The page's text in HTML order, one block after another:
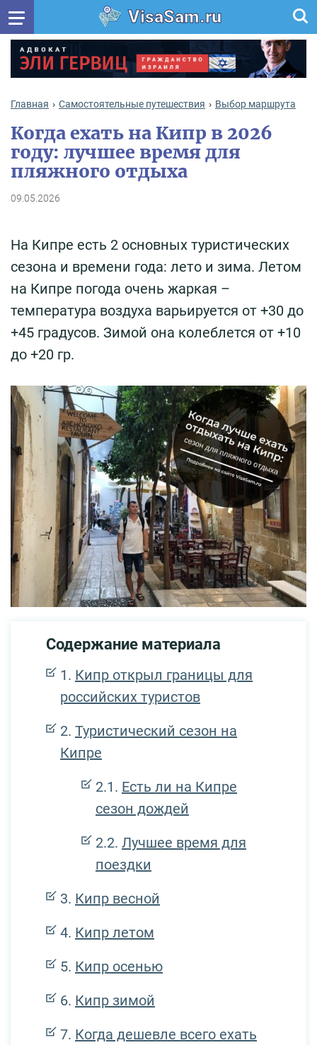
VisaSam.ru
Главная Самостоятельные путешествия Выбор маршрута
Когда ехать на Кипр в 2026
году: лучшее время для
пляжного отдыха
09.05.2026
На Кипре есть 2 основных туристических
сезона и времени года: лето и зима. Летом
на Кипре погода очень жаркая –
температура воздуха варьируется от +30 до
+45 градусов. Зимой она колеблется от +10
до +20 гр.
Содержание материала
Кипр открыл границы для
российских туристов
Туристический сезон на
Кипре
Есть ли на Кипре
сезон дождей
Лучшее время для
поездки
Кипр весной
Кипр летом
Кипр осенью
Кипр зимой
Когда дешевле всего ехать